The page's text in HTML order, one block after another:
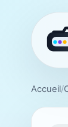
Accueil/